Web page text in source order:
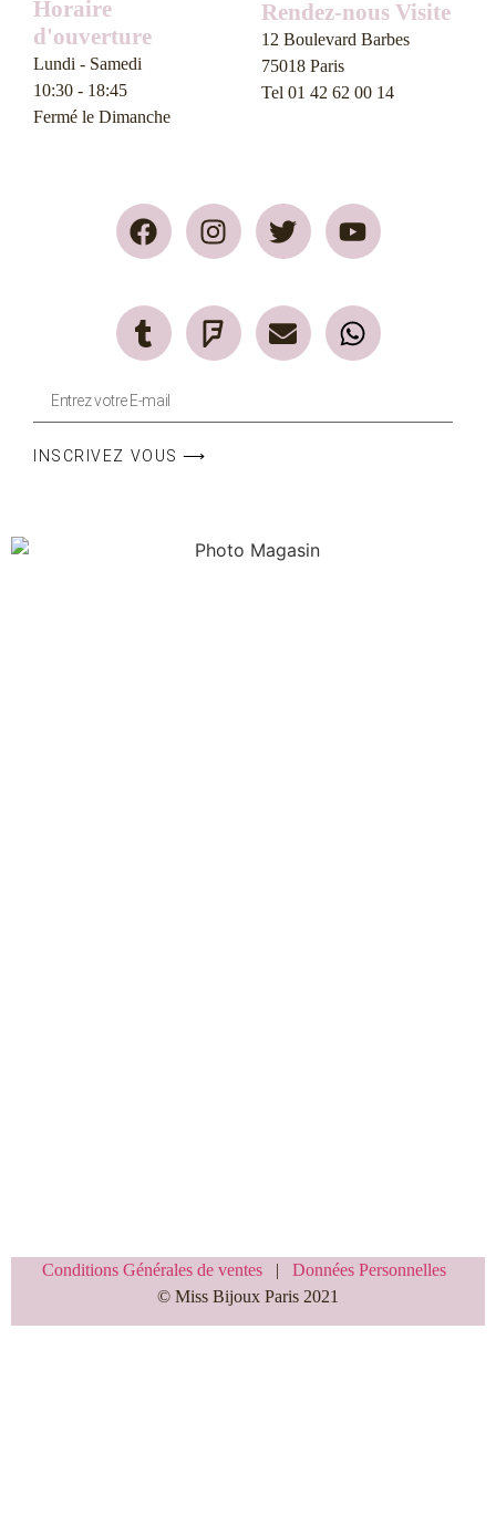
Horaire
d'ouverture
Lundi - Samedi
10:30 - 18:45
Fermé le Dimanche
Rendez-nous Visite
12 Boulevard Barbes
75018 Paris
Tel 01 42 62 00 14
INSCRIVEZ VOUS ⟶
Conditions Générales de ventes | Données Personnelles
© Miss Bijoux Paris 2021​